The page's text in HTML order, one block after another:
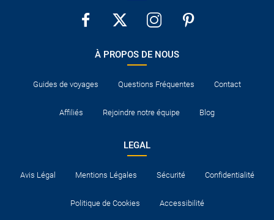
À PROPOS DE NOUS
Guides de voyages Questions Fréquentes Contact
Affiliés Rejoindre notre équipe Blog
LEGAL
Avis Légal Mentions Légales Sécurité Confidentialité
Politique de Cookies Accessibilité